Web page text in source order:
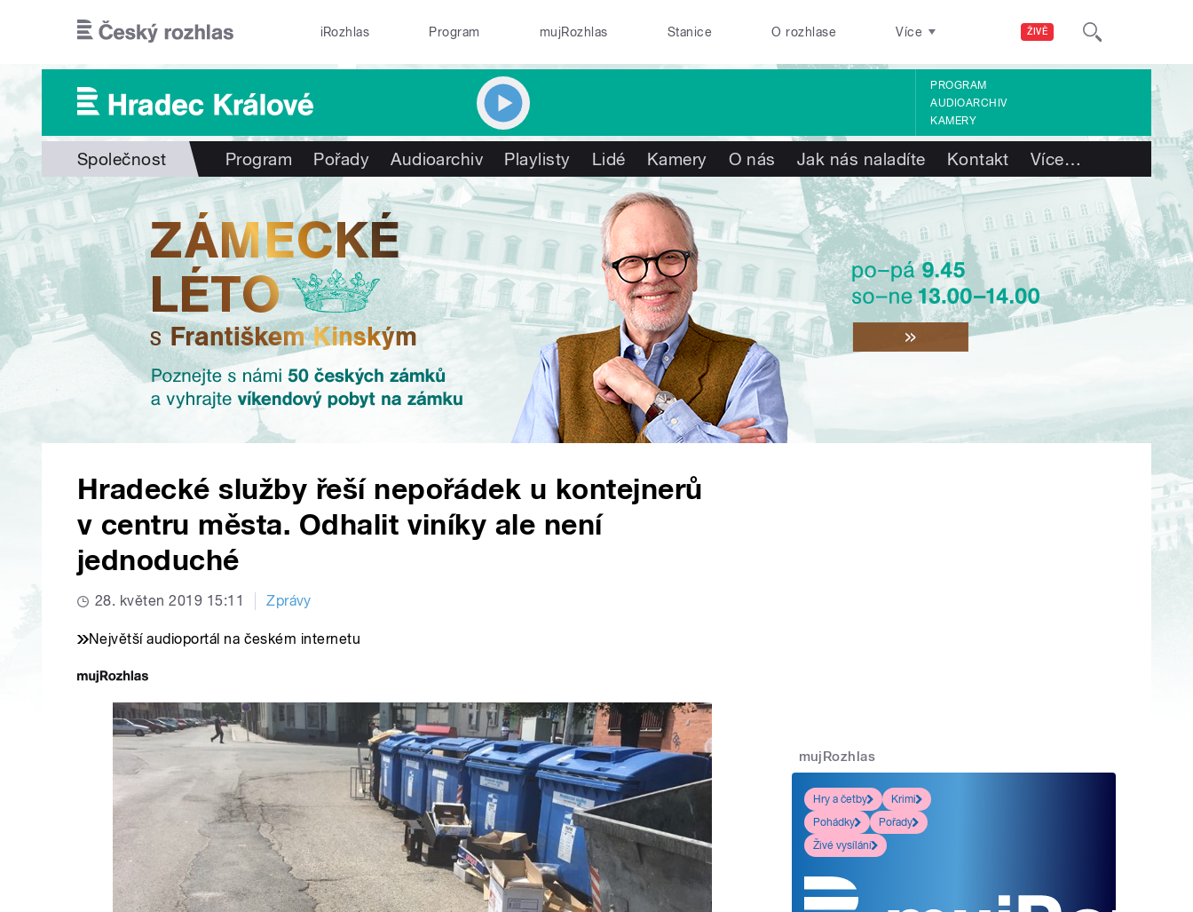
ŽIVĚ
iRozhlas Program mujRozhlas Stanice O rozhlase Více
PROGRAM
AUDIOARCHIV
KAMERY
Společnost Program Pořady Audioarchiv Playlisty Lidé Kamery O nás Jak nás naladíte Kontakt Více…
Hradecké služby řeší nepořádek u kontejnerů
v centru města. Odhalit viníky ale není
jednoduché
28. květen 2019 15:11 Zprávy
Největší audioportál na českém internetu
mujRozhlas
Hry a četby
Krimi
Pohádky
Pořady
Živé vysílání